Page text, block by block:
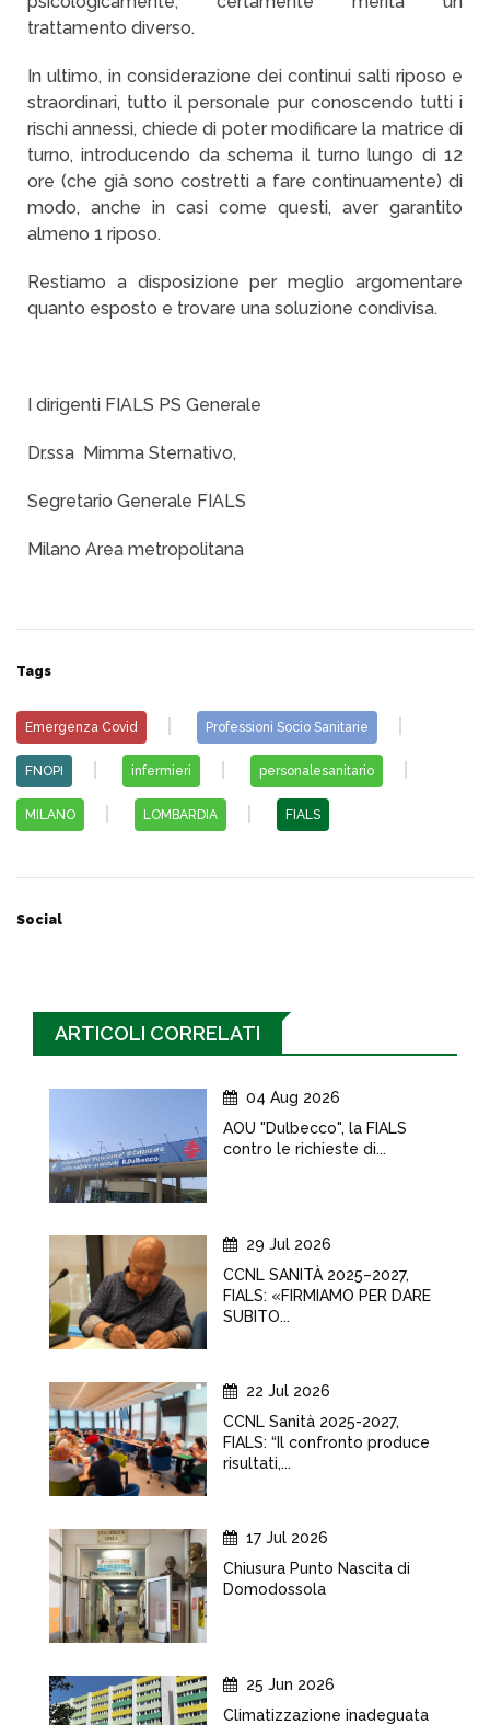
trattamento diverso.
In ultimo, in considerazione dei continui salti riposo e
straordinari, tutto il personale pur conoscendo tutti i
rischi annessi, chiede di poter modificare la matrice di
turno, introducendo da schema il turno lungo di 12
ore (che già sono costretti a fare continuamente) di
modo, anche in casi come questi, aver garantito
almeno 1 riposo.
Restiamo a disposizione per meglio argomentare
quanto esposto e trovare una soluzione condivisa.
I dirigenti FIALS PS Generale
Dr.ssa Mimma Sternativo,
Segretario Generale FIALS
Milano Area metropolitana
Tags
Emergenza Covid Professioni Socio Sanitarie
FNOPI infermieri personalesanitario
MILANO LOMBARDIA FIALS
Social
ARTICOLI CORRELATI
04 Aug 2026
AOU "Dulbecco", la FIALS
contro le richieste di...
29 Jul 2026
CCNL SANITÀ 2025–2027,
FIALS: «FIRMIAMO PER DARE
SUBITO...
22 Jul 2026
CCNL Sanità 2025-2027,
FIALS: “Il confronto produce
risultati,...
17 Jul 2026
Chiusura Punto Nascita di
Domodossola
25 Jun 2026
Climatizzazione inadeguata